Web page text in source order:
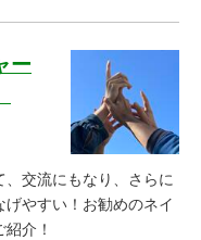
ー
交流にもなり、さらに
やすい！お勧めのネイ
介！